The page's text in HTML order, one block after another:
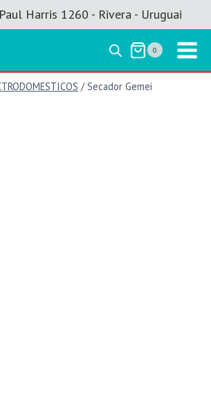
Paul Harris 1260 - Rivera - Uruguai
0
/ Secador Gemei